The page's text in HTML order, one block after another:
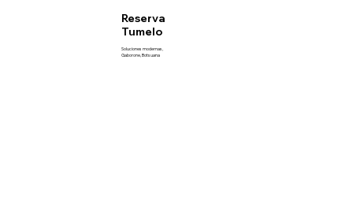
Reserva
Tumelo
Soluciones modernas,
Gaborone, Botsuana